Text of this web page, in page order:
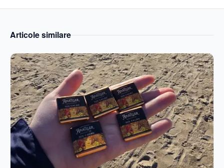
Articole similare